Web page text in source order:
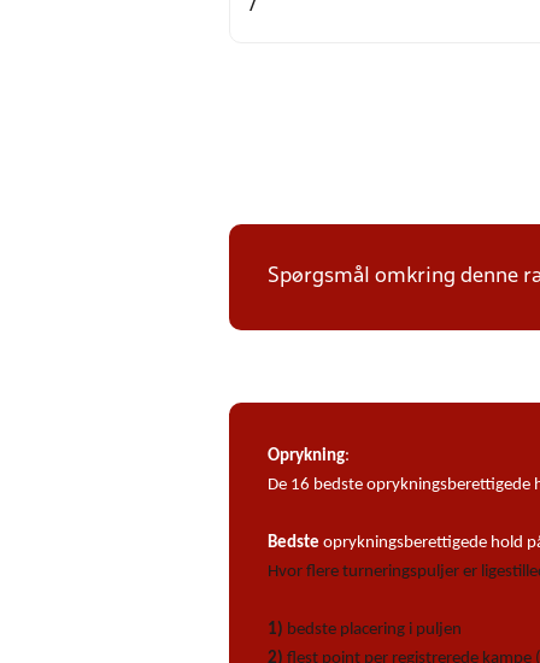
Spørgsmål omkring denne
Oprykning:
De 16 bedste
Bedste oprykningsberettigede hold
Hvor flere turneringspuljer er
1) bedste placering i puljen
2) flest point per registrerede kampe